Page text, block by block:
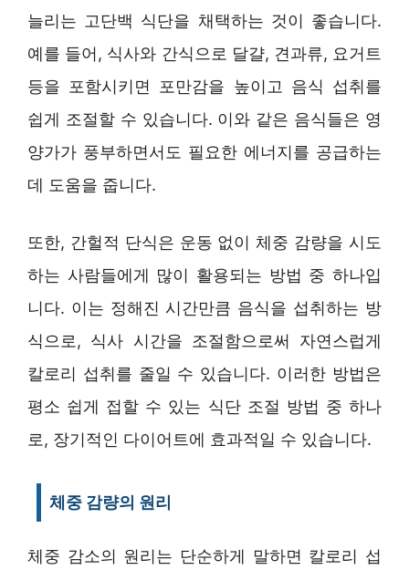
늘리는 고단백 식단을 채택하는 것이 좋습니다.
예를 들어, 식사와 간식으로 달걀, 견과류, 요거트
등을 포함시키면 포만감을 높이고 음식 섭취를
쉽게 조절할 수 있습니다. 이와 같은 음식들은 영
양가가 풍부하면서도 필요한 에너지를 공급하는
데 도움을 줍니다.
또한, 간헐적 단식은 운동 없이 체중 감량을 시도
하는 사람들에게 많이 활용되는 방법 중 하나입
니다. 이는 정해진 시간만큼 음식을 섭취하는 방
식으로, 식사 시간을 조절함으로써 자연스럽게
칼로리 섭취를 줄일 수 있습니다. 이러한 방법은
평소 쉽게 접할 수 있는 식단 조절 방법 중 하나
로, 장기적인 다이어트에 효과적일 수 있습니다.
체중 감량의 원리
체중 감소의 원리는 단순하게 말하면 칼로리 섭